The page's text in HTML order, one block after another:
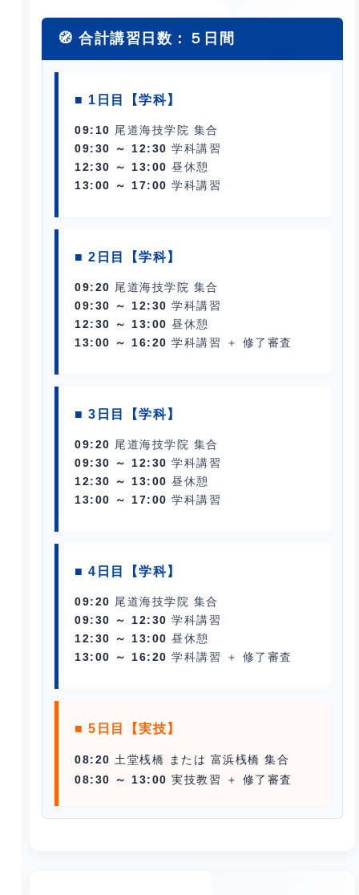
🧭 合計講習日数：５日間
■ 1日目【学科】
09:10 尾道海技学院 集合
09:30 ～ 12:30 学科講習
12:30 ～ 13:00 昼休憩
13:00 ～ 17:00 学科講習
■ 2日目【学科】
09:20 尾道海技学院 集合
09:30 ～ 12:30 学科講習
12:30 ～ 13:00 昼休憩
13:00 ～ 16:20 学科講習 ＋ 修了審査
■ 3日目【学科】
09:20 尾道海技学院 集合
09:30 ～ 12:30 学科講習
12:30 ～ 13:00 昼休憩
13:00 ～ 17:00 学科講習
■ 4日目【学科】
09:20 尾道海技学院 集合
09:30 ～ 12:30 学科講習
12:30 ～ 13:00 昼休憩
13:00 ～ 16:20 学科講習 ＋ 修了審査
■ 5日目【実技】
08:20 土堂桟橋 または 富浜桟橋 集合
08:30 ～ 13:00 実技教習 ＋ 修了審査